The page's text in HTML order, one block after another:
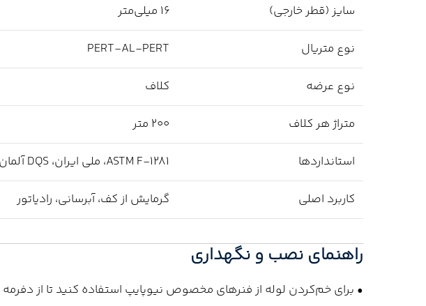
سایز (قطر خارجی) ۱۶ میلی‌متر
نوع متریال PERT-AL-PERT
نوع عرضه کلاف
متراژ هر کلاف ۲۰۰ متر
استانداردها ASTM F-1281، ملی ایران، DQS آلمان
کاربرد اصلی گرمایش از کف، آبرسانی، رادیاتور
راهنمای نصب و نگهداری
• برای خم‌کردن لوله از فنرهای مخصوص نیوپایپ استفاده کنید تا از